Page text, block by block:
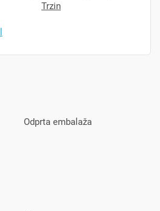
Odprta embalaža
Trzin